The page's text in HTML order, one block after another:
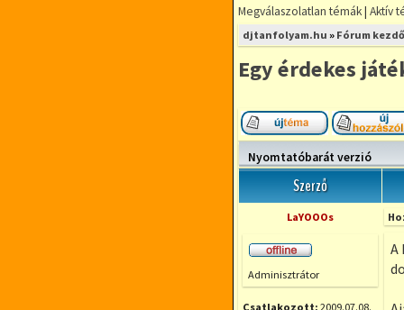
Megválaszolatlan témák| Aktív
djtanfolyam.hu » Fórum
Egy érdekes
Új téma nyitása
Nyomtatóbarát verzió
Szerző
LaYOOOs
Adminisztrátor
Csatlakozott: 2009.07.08.
A